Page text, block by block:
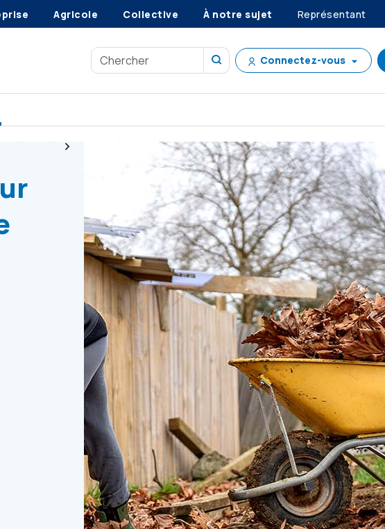
Agricole Collective À notre sujet Représentant
Connectez-vous
sécurité Sécurité en matière de feux de friches